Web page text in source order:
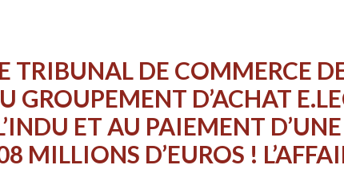
TRIBUNAL DE COMMERCE
D’ACHAT
ET AU PAIEMENT
MILLIONS D’EUROS !